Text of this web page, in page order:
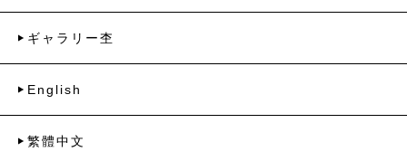
ギャラリー杢
English
繁體中文